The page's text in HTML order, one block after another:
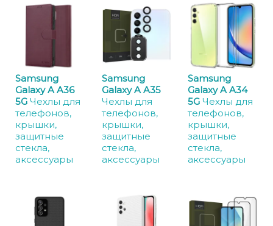
Samsung
Galaxy A A36
5G Чехлы для
телефонов,
крышки,
защитные
стекла,
аксессуары
Samsung
Galaxy A A35
Чехлы для
телефонов,
крышки,
защитные
стекла,
аксессуары
Samsung
Galaxy A A34
5GЧехлы для
телефонов,
крышки,
защитные
стекла,
аксессуары